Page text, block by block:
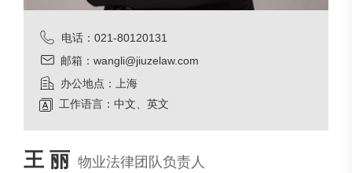
电话：021-80120131
邮箱：wangli@jiuzelaw.com
办公地点：上海
工作语言：中文、英文
王 丽 物业法律团队负责人